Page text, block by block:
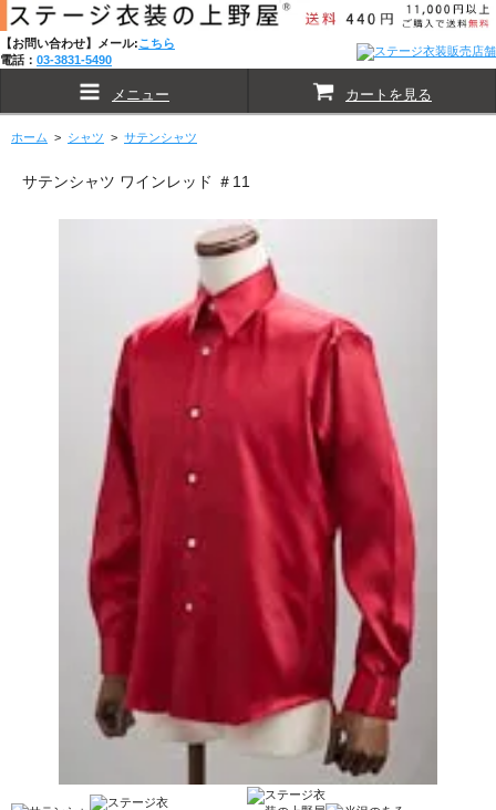
【お問い合わせ】メール:こちら
電話： 03-3831-5490
メニュー カートを見る
ホーム > シャツ > サテンシャツ
サテンシャツ ワインレッド ＃11